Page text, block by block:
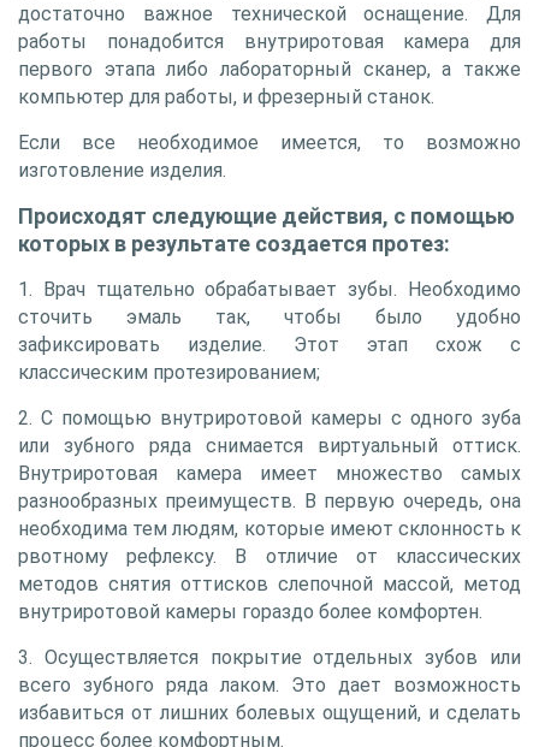
достаточно важное технической оснащение. Для
работы понадобится внутриротовая камера для
первого этапа либо лабораторный сканер, а также
компьютер для работы, и фрезерный станок.
Если все необходимое имеется, то возможно
изготовление изделия.
Происходят следующие действия, с помощью
которых в результате создается протез:
1. Врач тщательно обрабатывает зубы. Необходимо
сточить эмаль так, чтобы было удобно
зафиксировать изделие. Этот этап схож с
классическим протезированием;
2. С помощью внутриротовой камеры с одного зуба
или зубного ряда снимается виртуальный оттиск.
Внутриротовая камера имеет множество самых
разнообразных преимуществ. В первую очередь, она
необходима тем людям, которые имеют склонность к
рвотному рефлексу. В отличие от классических
методов снятия оттисков слепочной массой, метод
внутриротовой камеры гораздо более комфортен.
3. Осуществляется покрытие отдельных зубов или
всего зубного ряда лаком. Это дает возможность
избавиться от лишних болевых ощущений, и сделать
процесс более комфортным.